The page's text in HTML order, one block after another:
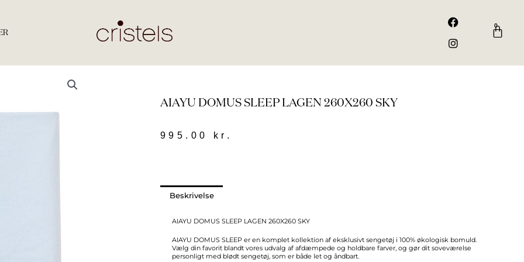
F
a
c
e
o
I
n
s
t
g
0
Kurv
AIAYU DOMUS SLEEP LAGEN 260X260 SKY
995.00 kr.
Beskrivelse
AIAYU DOMUS SLEEP LAGEN 260X260 SKY
AIAYU DOMUS SLEEP er en komplet kollektion af eksklusivt sengetøj i 100% økologisk bomuld.
Vælg din favorit blandt vores udvalg af afdæmpede og holdbare farver, og gør dit soveværelse
personligt med blødt sengetøj, som er både let og åndbart.